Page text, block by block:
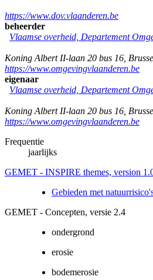
https://www.dov.vlaanderen.be
beheerder
Vlaamse overheid, Departement
Koning Albert II-laan 20 bus 16
https://www.omgevingvlaanderen.be
eigenaar
Vlaamse overheid, Departement
Koning Albert II-laan 20 bus 16
https://www.omgevingvlaanderen.be
Frequentie
jaarlijks
GEMET - INSPIRE themes, version
Gebieden met
GEMET - Concepten, versie 2.4
ondergrond
erosie
bodemerosie